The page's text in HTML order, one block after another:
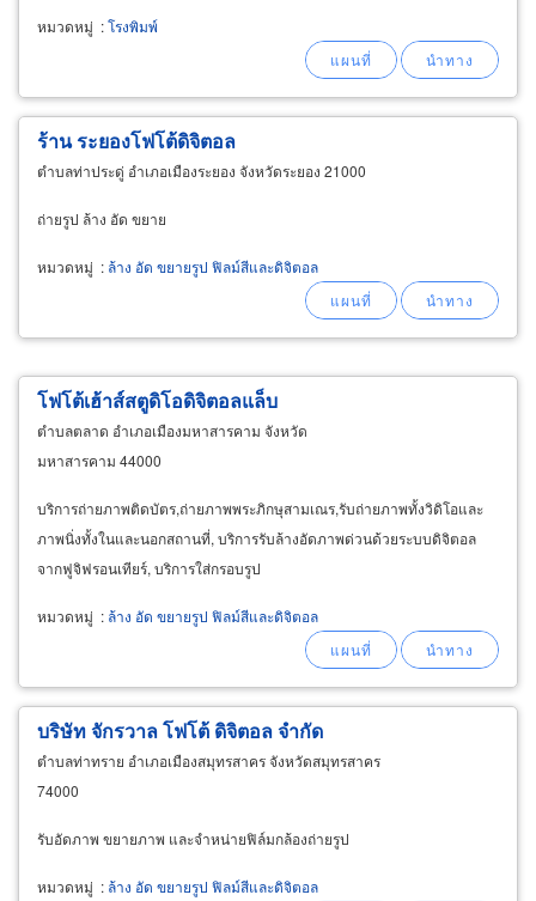
สำหรับงานเฉพาะบุคคล งานพิมพ์รายชื่อ งาน
อีเวนต์ งานพิมพ์จำนวนน้อย คุณภาพสูงเทียบเท่า
หมวดหมู่ :โรงพิมพ์
ร้าน ระยองโฟโต้ดิจิตอล
ตำบลท่าประดู่ อำเภอเมืองระยอง จังหวัดระยอง 21000
ถ่ายรูป ล้าง อัด ขยาย
หมวดหมู่ : ล้าง อัด ขยายรูป ฟิลม์สีและดิจิตอล
โฟโต้เฮ้าส์สตูดิโอดิจิตอลแล็บ
ตำบลตลาด อำเภอเมืองมหาสารคาม จังหวัด
มหาสารคาม 44000
บริการถ่ายภาพติดบัตร,ถ่ายภาพพระภิกษุสามเณร,รับถ่ายภาพทั้งวิดิโอและ
ภาพนิ่งทั้งในและนอกสถานที่, บริการรับล้างอัดภาพด่วนด้วยระบบดิจิตอล
จากฟูจิฟรอนเทียร์, บริการใส่กรอบรูป
หมวดหมู่ : ล้าง อัด ขยายรูป ฟิลม์สีและดิจิตอล
บริษัท จักรวาล โฟโต้ ดิจิตอล จำกัด
ตำบลท่าทราย อำเภอเมืองสมุทรสาคร จังหวัดสมุทรสาคร
74000
รับอัดภาพ ขยายภาพ และจำหน่ายฟิล์มกล้องถ่ายรูป
หมวดหมู่ : ล้าง อัด ขยายรูป ฟิลม์สีและดิจิตอล